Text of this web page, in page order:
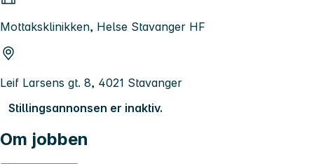
Mottaksklinikken, Helse Stavanger HF
Leif Larsens gt. 8, 4021 Stavanger
Stillingsannonsen er inaktiv.
Om jobben